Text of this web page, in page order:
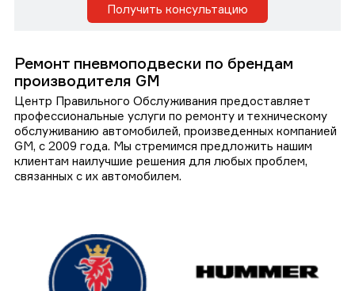
Получить консультацию
Ремонт пневмоподвески по брендам
производителя GM
Центр Правильного Обслуживания предоставляет
профессиональные услуги по ремонту и техническому
обслуживанию автомобилей, произведенных компанией
GM, с 2009 года. Мы стремимся предложить нашим
клиентам наилучшие решения для любых проблем,
связанных с их автомобилем.